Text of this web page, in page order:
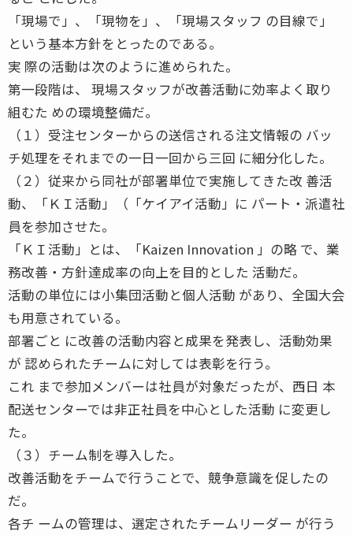
「現場で」、「現物を」、「現場スタッフ の目線で」
という基本方針をとったのである。
実 際の活動は次のように進められた。
第一段階は、 現場スタッフが改善活動に効率よく取り
組むた めの環境整備だ。
（１）受注センターからの送信される注文情報の バッ
チ処理をそれまでの一日一回から三回 に細分化した。
（２）従来から同社が部署単位で実施してきた改 善活
動、「ＫＩ活動」（「ケイアイ活動」に パート・派遣社
員を参加させた。
「ＫＩ活動」とは、「Kaizen Innovation 」の略 で、業
務改善・方針達成率の向上を目的とした 活動だ。
活動の単位には小集団活動と個人活動 があり、全国大会
も用意されている。
部署ごと に改善の活動内容と成果を発表し、活動効果
が 認められたチームに対しては表彰を行う。
これ まで参加メンバーは社員が対象だったが、西日 本
配送センターでは非正社員を中心とした活動 に変更し
た。
（３）チーム制を導入した。
改善活動をチームで行うことで、競争意識を促したの
だ。
各チ ームの管理は、選定されたチームリーダー が行う